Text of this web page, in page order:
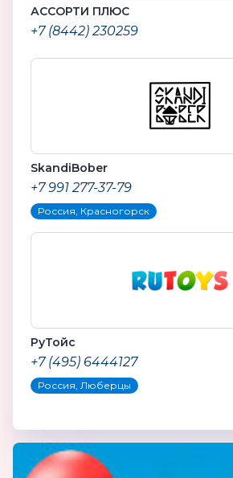
АССОРТИ ПЛЮС
+7 (8442) 230259
SkandiBober
+7 991 277-37-79
Россия, Красногорск
РуТойс
+7 (495) 6444127
Россия, Люберцы